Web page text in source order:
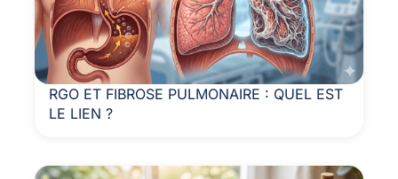
RGO ET FIBROSE PULMONAIRE : QUEL EST
LE LIEN ?